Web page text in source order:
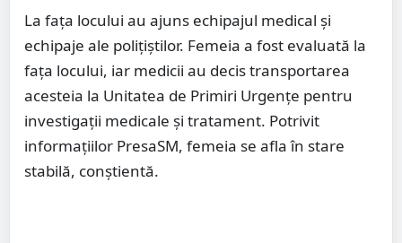
La fața locului au ajuns echipajul medical și
echipaje ale polițiștilor. Femeia a fost evaluată la
fața locului, iar medicii au decis transportarea
acesteia la Unitatea de Primiri Urgențe pentru
investigații medicale și tratament. Potrivit
informațiilor PresaSM, femeia se afla în stare
stabilă, conștientă.